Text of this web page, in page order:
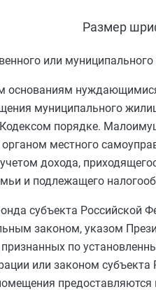
Размер
или
основаниям
муниципального
порядке.
местного
дохода,
и подлежащего
субъекта Российской
законом, указом
по
или законом субъекта
предоставляются